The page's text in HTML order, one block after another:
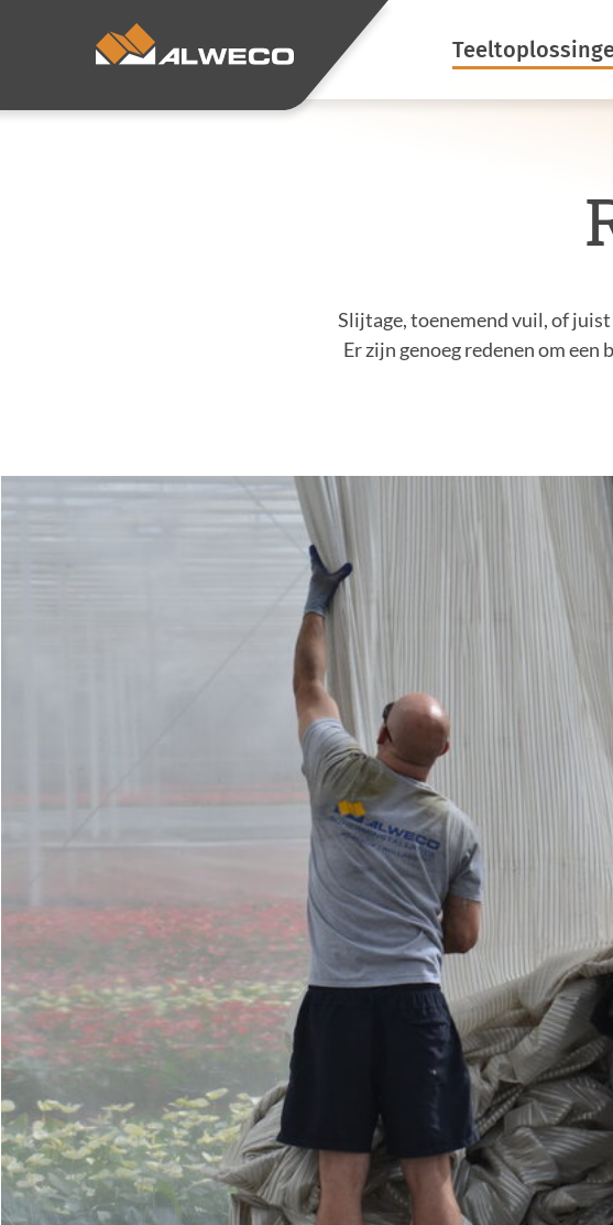
Sfeercreatie
Insectenwering
Renovatie
Slijtage, toenemend vuil, of
Er zijn genoeg redenen om